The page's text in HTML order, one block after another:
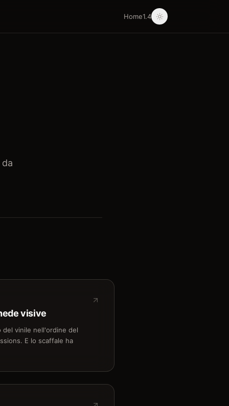
Home1.4
visive
del vinile nell'ordine del
E lo scaffale ha